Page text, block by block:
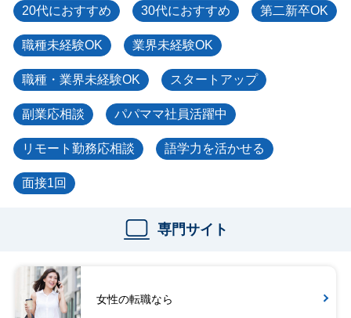
20代におすすめ 30代におすすめ 第二新卒OK
職種未経験OK 業界未経験OK
職種・業界未経験OK スタートアップ
副業応相談 パパママ社員活躍中
リモート勤務応相談 語学力を活かせる
面接1回
専門サイト
女性の転職なら